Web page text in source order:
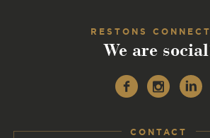
RESTONS
We are
CONTACT